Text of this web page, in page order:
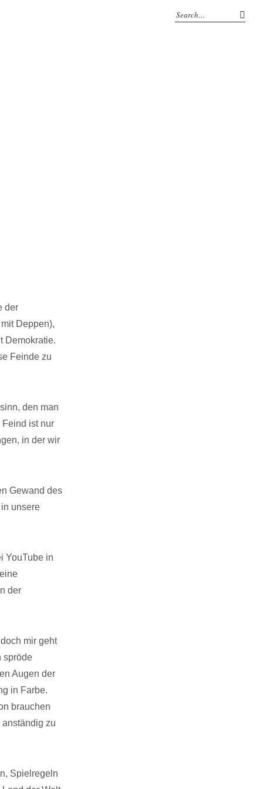
der
Deppen),
Demokratie.
Feinde zu
den man
ist nur
in der wir
Gewand des
unsere
YouTube in
der
mir geht
spröde
Augen der
in Farbe.
brauchen
zu
Spielregeln